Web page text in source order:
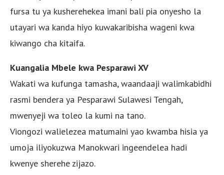
fursa tu ya kusherehekea imani bali pia onyesho la
utayari wa kanda hiyo kuwakaribisha wageni kwa
kiwango cha kitaifa.
Kuangalia Mbele kwa Pesparawi XV
Wakati wa kufunga tamasha, waandaaji walimkabidhi
rasmi bendera ya Pesparawi Sulawesi Tengah,
mwenyeji wa toleo la kumi na tano.
Viongozi walielezea matumaini yao kwamba hisia ya
umoja iliyokuzwa Manokwari ingeendelea hadi
kwenye sherehe zijazo.